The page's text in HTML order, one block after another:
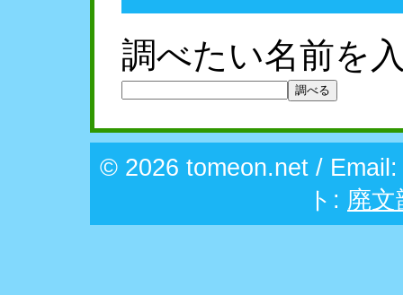
調べたい名前を
© 2026 tomeon.net /
ト: 廃文